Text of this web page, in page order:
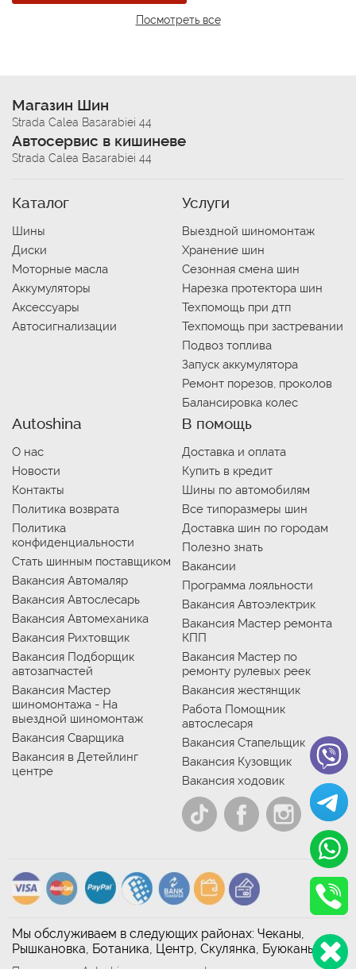
Посмотреть все
Магазин Шин
Strada Calea Basarabiei 44
Автосервис в кишиневе
Strada Calea Basarabiei 44
Каталог
Шины
Диски
Моторные масла
Аккумуляторы
Аксессуары
Автосигнализации
Услуги
Выездной шиномонтаж
Хранение шин
Сезонная смена шин
Нарезка протектора шин
Техпомощь при дтп
Техпомощь при застревании
Подвоз топлива
Запуск аккумулятора
Ремонт порезов, проколов
Балансировка колес
Autoshina
О нас
Новости
Контакты
Политика возврата
Политика
конфиденциальности
Стать шинным поставщиком
Вакансия Автомаляр
Вакансия Автослесарь
Вакансия Автомеханика
Вакансия Рихтовщик
Вакансия Подборщик
автозапчастей
Вакансия Мастер
шиномонтажа - На
выездной шиномонтаж
Вакансия Сварщика
Вакансия в Детейлинг
центре
В помощь
Доставка и оплата
Купить в кредит
Шины по автомобилям
Все типоразмеры шин
Доставка шин по городам
Полезно знать
Вакансии
Программа лояльности
Вакансия Автоэлектрик
Вакансия Мастер ремонта
КПП
Вакансия Мастер по
ремонту рулевых реек
Вакансия жестянщик
Работа Помощник
автослесаря
Вакансия Стапельщик
Вакансия Кузовщик
Вакансия ходовик
Мы обслуживаем в следующих районах: Чеканы,
Рышкановка, Ботаника, Центр, Скулянка, Буюканы